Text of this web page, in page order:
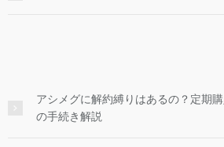
アシメグに解約縛りはあるの？定期
の手続き解説